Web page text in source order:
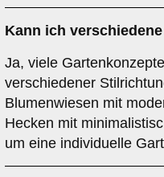
Kann ich
Ja, viele
verschiedener
Blumenwiesen mit
Hecken mit
um eine individuelle